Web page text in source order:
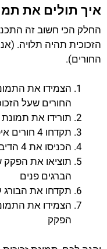
איך תולים את
החלק הכי חשוב זה
הזכוכית תהיה תלויה.
החורים).
הצמידו את
החורים שעל
תורידו את
תקדחו 4 חורים איפה שסימנתם
הכניסו את 4 הדיבלים לתוך החורים
תוציאו את הפקק
הברגים פנים
תקדחו את הבורג עם
הצמידו את
הפקק